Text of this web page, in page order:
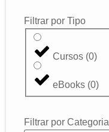
Filtrar por Tipo
Cursos (0)
eBooks (0)
Filtrar por Categoria